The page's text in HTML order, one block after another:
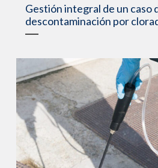
Gestión integral de un caso
descontaminación por